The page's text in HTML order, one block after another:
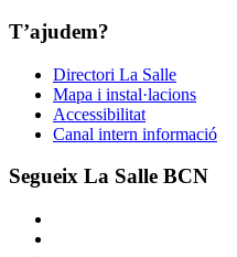
T’ajudem?
Directori La Salle
Mapa i instal·lacions
Accessibilitat
Canal intern informació
Segueix La Salle BCN